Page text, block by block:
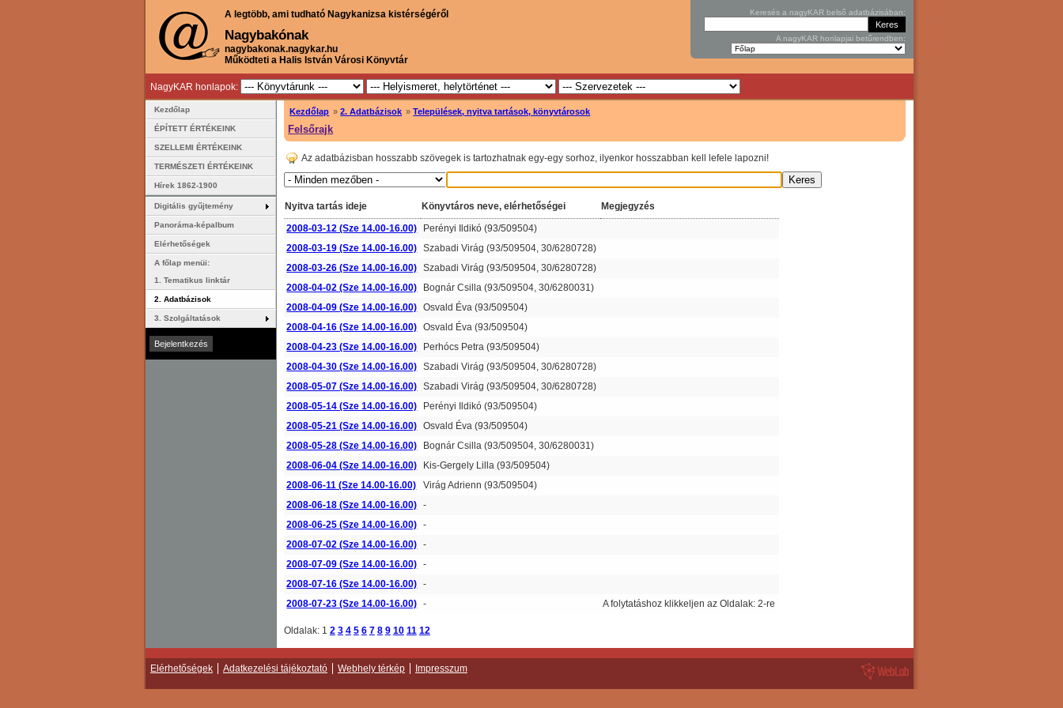
A legtöbb, ami tudható Nagykanizsa kistérségéről
Nagybakónak
nagybakonak.nagykar.hu
Működteti a Halis István Városi Könyvtár
Keresés a nagyKAR belső adatbázisában:
A nagyKAR honlapjai betűrendben:
NagyKAR honlapok:
Kezdőlap »2. Adatbázisok »Települések, nyitva tartások, könyvtárosok
Felsőrajk
Az adatbázisban hosszabb szövegek is tartozhatnak egy-egy sorhoz, ilyenkor hosszabban kell lefele lapozni!
Nyitva tartás ideje Könyvtáros neve, elérhetőségei
Megjegyzés
2008-03-12 (Sze 14.00-16.00)
Perényi Ildikó (93/509504)
2008-03-19 (Sze 14.00-16.00)
Szabadi Virág (93/509504, 30/6280728)
2008-03-26 (Sze 14.00-16.00)
Szabadi Virág (93/509504, 30/6280728)
2008-04-02 (Sze 14.00-16.00)
Bognár Csilla (93/509504, 30/6280031)
2008-04-09 (Sze 14.00-16.00)
Osvald Éva (93/509504)
2008-04-16 (Sze 14.00-16.00)
Osvald Éva (93/509504)
2008-04-23 (Sze 14.00-16.00)
Perhócs Petra (93/509504)
2008-04-30 (Sze 14.00-16.00)
Szabadi Virág (93/509504, 30/6280728)
2008-05-07 (Sze 14.00-16.00)
Szabadi Virág (93/509504, 30/6280728)
2008-05-14 (Sze 14.00-16.00)
Perényi Ildikó (93/509504)
2008-05-21 (Sze 14.00-16.00)
Osvald Éva (93/509504)
2008-05-28 (Sze 14.00-16.00)
Bognár Csilla (93/509504, 30/6280031)
2008-06-04 (Sze 14.00-16.00)
Kis-Gergely Lilla (93/509504)
2008-06-11 (Sze 14.00-16.00)
Virág Adrienn (93/509504)
2008-06-18 (Sze 14.00-16.00)
-
2008-06-25 (Sze 14.00-16.00)
-
2008-07-02 (Sze 14.00-16.00)
-
2008-07-09 (Sze 14.00-16.00)
-
2008-07-16 (Sze 14.00-16.00)
-
2008-07-23 (Sze 14.00-16.00)
- A folytatáshoz klikkeljen az Oldalak: 2-re
Oldalak: 1 2 3 4 5 6 7 8 9 10 11 12
Kezdőlap
ÉPÍTETT ÉRTÉKEINK
SZELLEMI ÉRTÉKEINK
TERMÉSZETI ÉRTÉKEINK
Hírek 1862-1900
Digitális gyűjtemény
Panoráma-képalbum
Elérhetőségek
A főlap menüi:
1. Tematikus linktár
2. Adatbázisok
3. Szolgáltatások
Elérhetőségek Adatkezelési tájékoztató Webhely térkép Impresszum